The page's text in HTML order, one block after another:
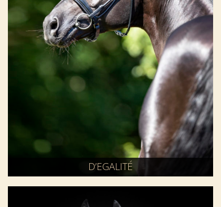
D’EGALITÉ